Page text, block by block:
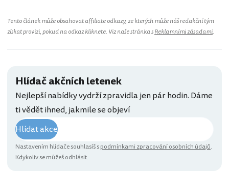
Tento článek může obsahovat affiliate odkazy, ze kterých může náš redakční tým
získat provizi, pokud na odkaz kliknete. Viz naše stránka sReklamními zásadami.
Hlídač akčních letenek
Nejlepší nabídky vydrží zpravidla jen pár hodin. Dáme
ti vědět ihned, jakmile se objeví
Hlídat akce
Nastavením hlídače souhlasíš spodmínkami zpracování osobních údajů.
Kdykoliv se můžeš odhlásit.